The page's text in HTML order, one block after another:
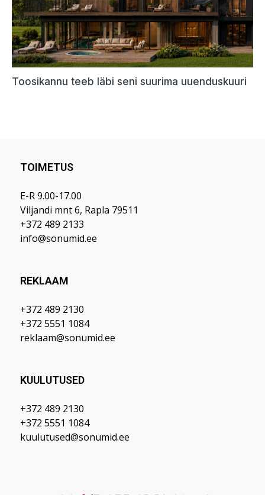
TOIMETUS
E-R 9.00-17.00
Viljandi mnt 6, Rapla 79511
+372 489 2133
info@sonumid.ee
REKLAAM
+372 489 2130
+372 5551 1084
reklaam@sonumid.ee
KUULUTUSED
+372 489 2130
+372 5551 1084
kuulutused@sonumid.ee